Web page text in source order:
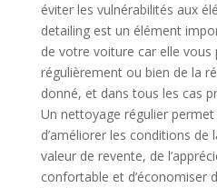
éviter les vulnérabilités aux
detailing est un élément
de votre voiture car elle vous
régulièrement ou bien de la
donné, et dans tous les cas
Un nettoyage régulier
d’améliorer les conditions de
valeur de revente, de
confortable et d’économiser